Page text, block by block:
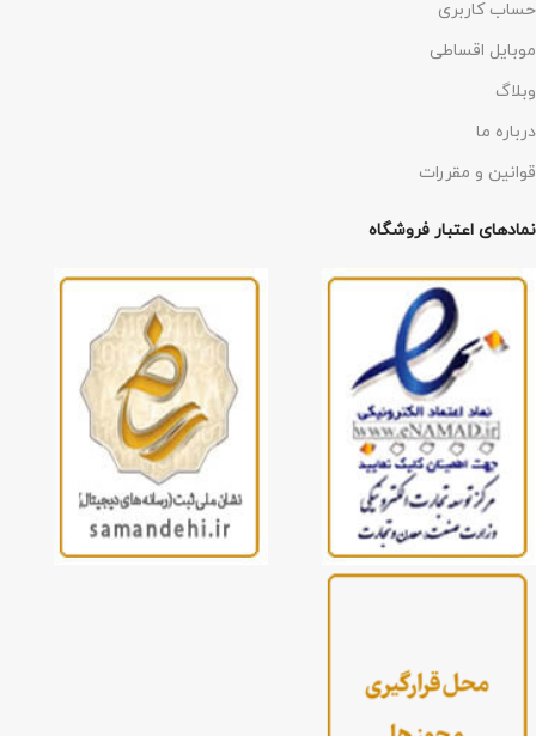
حساب کاربری
موبایل اقساطی
وبلاگ
درباره ما
قوانین و مقررات
نمادهای اعتبار فروشگاه